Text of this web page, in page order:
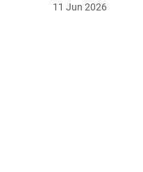
11 Jun 2026